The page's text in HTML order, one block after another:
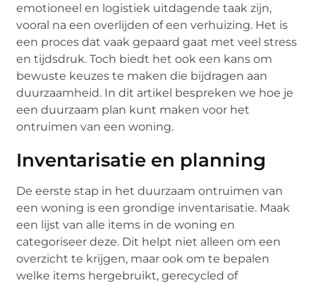
emotioneel en logistiek uitdagende taak zijn,
vooral na een overlijden of een verhuizing. Het is
een proces dat vaak gepaard gaat met veel stress
en tijdsdruk. Toch biedt het ook een kans om
bewuste keuzes te maken die bijdragen aan
duurzaamheid. In dit artikel bespreken we hoe je
een duurzaam plan kunt maken voor het
ontruimen van een woning.
Inventarisatie en planning
De eerste stap in het duurzaam ontruimen van
een woning is een grondige inventarisatie. Maak
een lijst van alle items in de woning en
categoriseer deze. Dit helpt niet alleen om een
overzicht te krijgen, maar ook om te bepalen
welke items hergebruikt, gerecycled of